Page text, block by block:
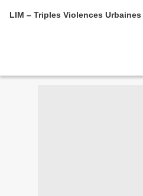
LIM – Triples Violences Urbaines